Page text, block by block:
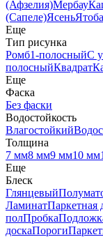
(Афзелия)Мербау
(Сапеле)ЯсеньЯтоба
Еще
Тип рисунка
Ромб1-полосныйС
полосныйКвадрат
Еще
Фаска
Без фаски
Водостойкость
Влагостойкий
Толщина
7 мм8 мм9 мм10 мм
Еще
Блеск
Глянцевый
ЛаминатПаркетная
полПробка
доскаПороги